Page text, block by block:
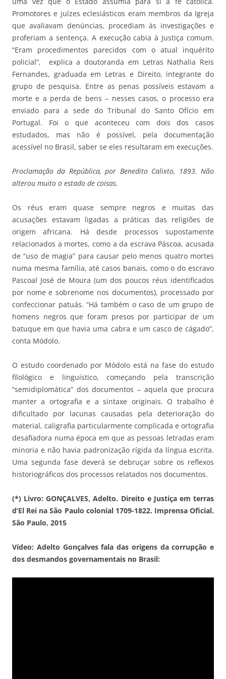
Promotores e juízes eclesiásticos eram membros da Igreja
que avaliavam denúncias, procediam às investigações e
proferiam a sentença. A execução cabia à Justiça comum.
“Eram procedimentos parecidos com o atual inquérito
policial”, explica a doutoranda em Letras Nathalia Reis
Fernandes, graduada em Letras e Direito, integrante do
grupo de pesquisa. Entre as penas possíveis estavam a
morte e a perda de bens – nesses casos, o processo era
enviado para a sede do Tribunal do Santo Ofício em
Portugal. Foi o que aconteceu com dois dos casos
estudados, mas não é possível, pela documentação
acessível no Brasil, saber se eles resultaram em execuções.
Proclamação da República, por Benedito Calixto, 1893. Não
alterou muito o estado de coisas.
Os réus eram quase sempre negros e muitas das
acusações estavam ligadas a práticas das religiões de
origem africana. Há desde processos supostamente
relacionados a mortes, como a da escrava Páscoa, acusada
de “uso de magia” para causar pelo menos quatro mortes
numa mesma família, até casos banais, como o do escravo
Pascoal José de Moura (um dos poucos réus identificados
por nome e sobrenome nos documentos), processado por
confeccionar patuás. “Há também o caso de um grupo de
homens negros que foram presos por participar de um
batuque em que havia uma cabra e um casco de cágado”,
conta Módolo.
O estudo coordenado por Módolo está na fase do estudo
filológico e linguístico, começando pela transcrição
“semidiplomática” dos documentos – aquela que procura
manter a ortografia e a sintaxe originais. O trabalho é
dificultado por lacunas causadas pela deterioração do
material, caligrafia particularmente complicada e ortografia
desafiadora numa época em que as pessoas letradas eram
minoria e não havia padronização rígida da língua escrita.
Uma segunda fase deverá se debruçar sobre os reflexos
historiográficos dos processos relatados nos documentos.
(*) Livro: GONÇALVES, Adelto. Direito e Justiça em terras
d’El Rei na São Paulo colonial 1709-1822. Imprensa Oficial.
São Paulo, 2015
Vídeo: Adelto Gonçalves fala das origens da corrupção e
dos desmandos governamentais no Brasil: